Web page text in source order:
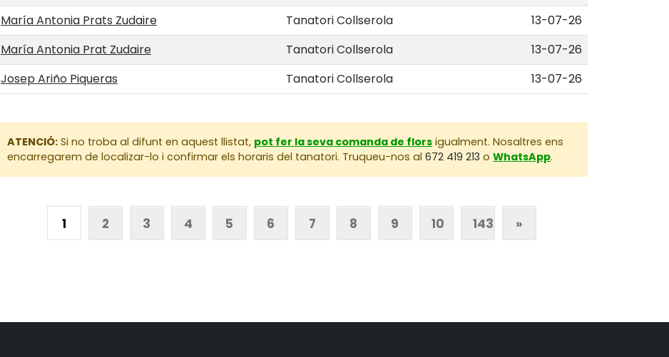
María Antonia Prats Zudaire
Tanatori Collserola
13-07-26
María Antonia Prat Zudaire
Tanatori Collserola
13-07-26
Josep Ariño Piqueras
Tanatori Collserola 13-07-26
ATENCIÓ: Si no troba al difunt en aquest llistat, pot fer la seva comanda de flors igualment. Nosaltres ens
encarregarem de localizar-lo i confirmar els horaris del tanatori. Truqueu-nos al 672 419 213 o WhatsApp.
1 2 3 4 5 6 7 8 9 10 143 »